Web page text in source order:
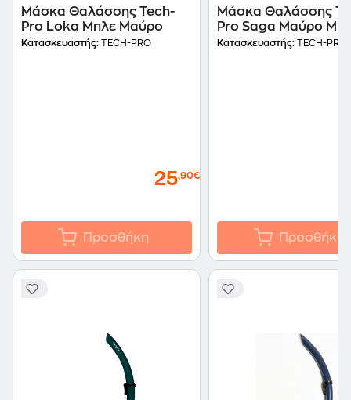
Μάσκα Θαλάσσης Tech-
Pro Loka Μπλε Μαύρο
Κατασκευαστής: TECH-PRO
25,90€
Προσθήκη
Μάσκα Θαλάσσης
Pro Saga Μαύρο
Κατασκευαστής: TECH-PRO
Προσθήκη